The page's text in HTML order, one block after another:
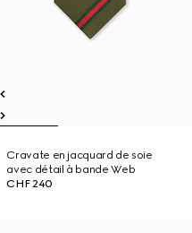
Cravate en jacquard de soie
avec détail à bande Web
CHF 240